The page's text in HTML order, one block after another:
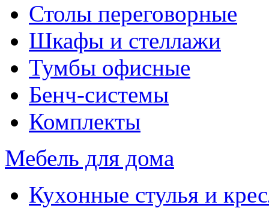
Столы переговорные
Шкафы и стеллажи
Тумбы офисные
Бенч-системы
Комплекты
Мебель для дома
Кухонные стулья и